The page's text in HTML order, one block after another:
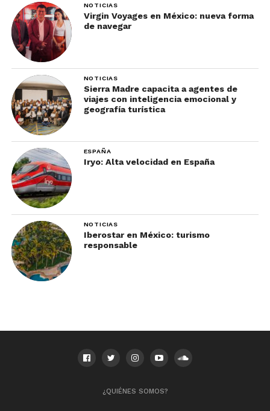
NOTICIAS
Virgin Voyages en México: nueva forma
de navegar
NOTICIAS
Sierra Madre capacita a agentes de
viajes con inteligencia emocional y
geografía turística
ESPAÑA
Iryo: Alta velocidad en España
NOTICIAS
Iberostar en México: turismo
responsable
¿QUIÉNES SOMOS?